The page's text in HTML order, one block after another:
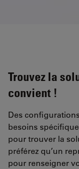
Trouvez la
convient !
Des
besoins
pour trouver la
préférez qu’un
pour renseigner